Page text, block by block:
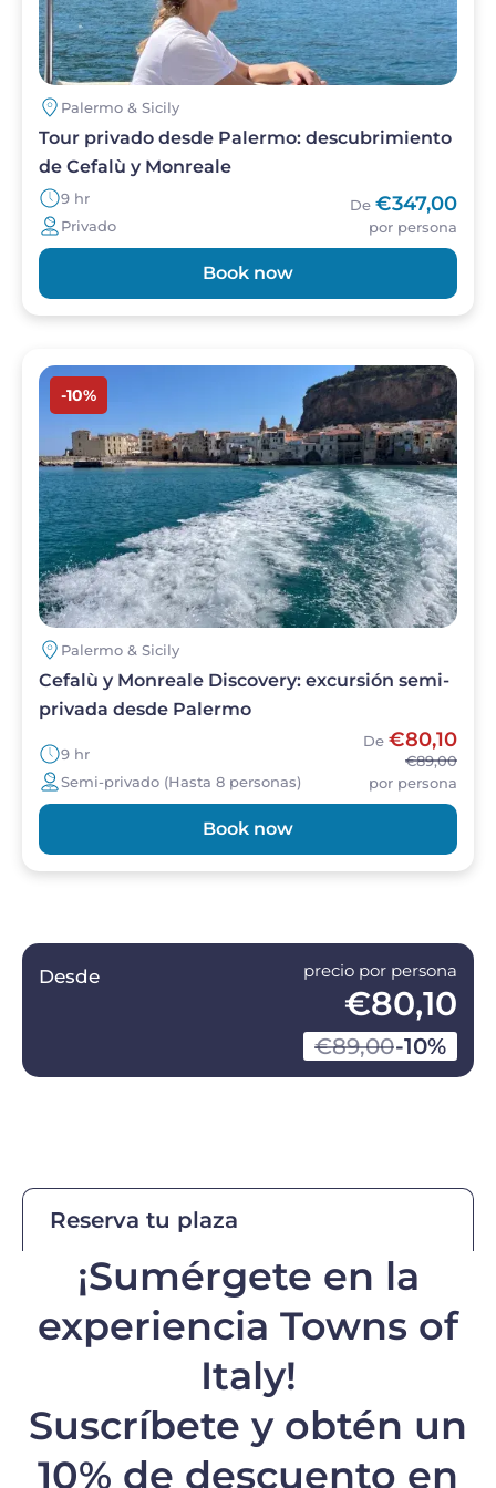
Palermo & Sicily
Tour privado desde Palermo: descubrimiento
de Cefalù y Monreale
9 hr
Privado
De €347,00
por persona
Book now
Imagen
-10%
Palermo & Sicily
Cefalù y Monreale Discovery: excursión semi-
privada desde Palermo
9 hr
Semi-privado (Hasta 8 personas)
De €80,10
€89,00
por persona
Book now
Desde precio por persona
€80,10
€89,00-10%
Reserva tu plaza
¡Sumérgete en la
experiencia Towns of
Italy!
Suscríbete y obtén un
10% de descuento en